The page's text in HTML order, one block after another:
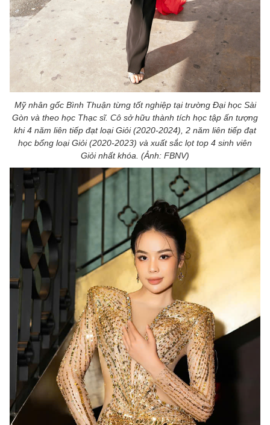
Mỹ nhân gốc Bình Thuận từng tốt nghiệp tại trường Đại học Sài
Gòn và theo học Thạc sĩ. Cô sở hữu thành tích học tập ấn tượng
khi 4 năm liên tiếp đạt loại Giỏi (2020-2024), 2 năm liên tiếp đạt
học bổng loại Giỏi (2020-2023) và xuất sắc lọt top 4 sinh viên
Giỏi nhất khóa. (Ảnh: FBNV)